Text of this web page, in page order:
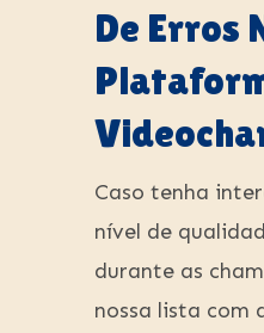
De Erros
Caso tenha
nível de
durante as
nossa lista com